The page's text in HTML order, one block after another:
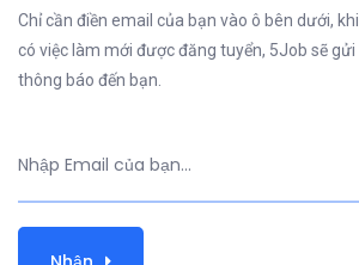
Chỉ cần điền email của bạn vào ô bên dưới, khi
có việc làm mới được đăng tuyển, 5Job sẽ gửi
thông báo đến bạn.